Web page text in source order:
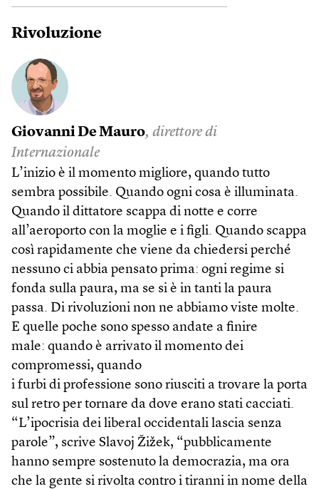
Rivoluzione
Giovanni De Mauro, direttore di
Internazionale
L’inizio è il momento migliore, quando tutto
sembra possibile. Quando ogni cosa è illuminata.
Quando il dittatore scappa di notte e corre
all’aeroporto con la moglie e i figli. Quando scappa
così rapidamente che viene da chiedersi perché
nessuno ci abbia pensato prima: ogni regime si
fonda sulla paura, ma se si è in tanti la paura
passa. Di rivoluzioni non ne abbiamo viste molte.
E quelle poche sono spesso andate a finire
male: quando è arrivato il momento dei
compromessi, quando
i furbi di professione sono riusciti a trovare la porta
sul retro per tornare da dove erano stati cacciati.
“L’ipocrisia dei liberal occidentali lascia senza
parole”, scrive Slavoj Žižek, “pubblicamente
hanno sempre sostenuto la democrazia, ma ora
che la gente si rivolta contro i tiranni in nome della